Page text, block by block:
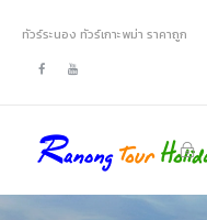
ทัวร์ระนอง ทัวร์เกาะพม่า ราคาถูก